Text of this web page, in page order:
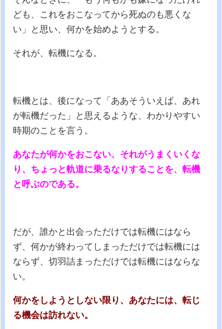
ども、これをおこなってから死ぬのも悪くな
い」と思い、何かを始めようとする。
それが、転機になる。
転機とは、後になって「ああそういえば、あれ
が転機だった」と思えるような、わかりやすい
時期のことを言う。
あなたが何かをおこない、それがうまくいくな
り、ちょっと軌道に乗るなりすることを、転機
と呼ぶのである。
だが、誰かと出会っただけでは転機にはなら
ず、何かが終わってしまっただけでは転機には
ならず、切羽詰まっただけでは転機にはならな
い。
何かをしようとしない限り、あなたには、転じ
る機会は訪れない。